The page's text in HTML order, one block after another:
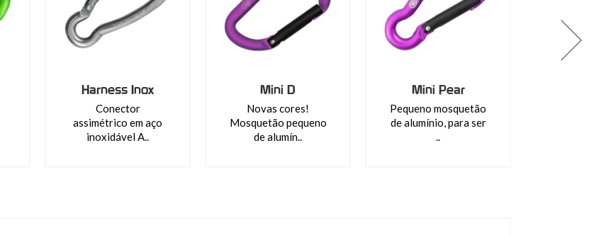
Harness Inox
Conector
assimétrico em aço
inoxidável A..
Mini D
Novas cores!
Mosquetão pequeno
de alumín..
Mini Pear
Pequeno mosquetão
de alumínio, para ser
..